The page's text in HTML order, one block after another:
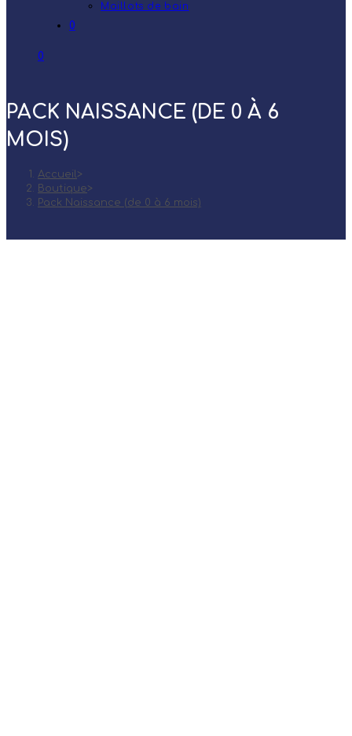
Maillots de bain
0
0
PACK NAISSANCE (DE 0 À 6
MOIS)
Accueil >
Boutique>
Pack Naissance (de 0 à 6 mois)